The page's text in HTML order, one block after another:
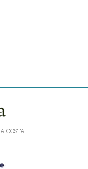
COSTA